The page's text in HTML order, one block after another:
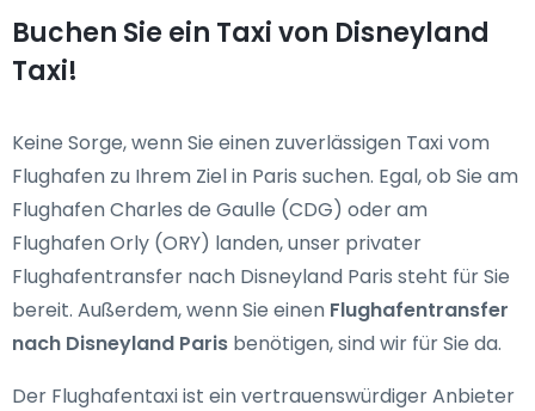
Buchen Sie ein Taxi von Disneyland
Taxi!
Keine Sorge, wenn Sie einen zuverlässigen Taxi vom
Flughafen zu Ihrem Ziel in Paris suchen. Egal, ob Sie am
Flughafen Charles de Gaulle (CDG) oder am
Flughafen Orly (ORY) landen, unser privater
Flughafentransfer nach Disneyland Paris steht für Sie
bereit. Außerdem, wenn Sie einen Flughafentransfer
nach Disneyland Paris benötigen, sind wir für Sie da.
Der Flughafentaxi ist ein vertrauenswürdiger Anbieter